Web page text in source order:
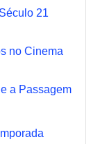
21
no Cinema
a Passagem